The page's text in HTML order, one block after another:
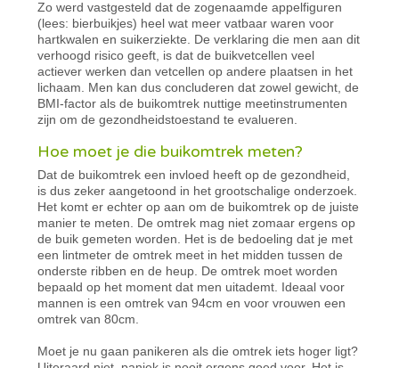
Zo werd vastgesteld dat de zogenaamde appelfiguren
(lees: bierbuikjes) heel wat meer vatbaar waren voor
hartkwalen en suikerziekte. De verklaring die men aan dit
verhoogd risico geeft, is dat de buikvetcellen veel
actiever werken dan vetcellen op andere plaatsen in het
lichaam. Men kan dus concluderen dat zowel gewicht, de
BMI-factor als de buikomtrek nuttige meetinstrumenten
zijn om de gezondheidstoestand te evalueren.
Hoe moet je die buikomtrek meten?
Dat de buikomtrek een invloed heeft op de gezondheid,
is dus zeker aangetoond in het grootschalige onderzoek.
Het komt er echter op aan om de buikomtrek op de juiste
manier te meten. De omtrek mag niet zomaar ergens op
de buik gemeten worden. Het is de bedoeling dat je met
een lintmeter de omtrek meet in het midden tussen de
onderste ribben en de heup. De omtrek moet worden
bepaald op het moment dat men uitademt. Ideaal voor
mannen is een omtrek van 94cm en voor vrouwen een
omtrek van 80cm.
Moet je nu gaan panikeren als die omtrek iets hoger ligt?